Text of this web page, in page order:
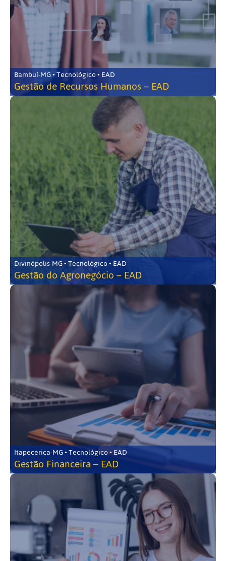
Bambuí-MG • Tecnológico • EAD
Gestão de Recursos Humanos – EAD
Divinópolis-MG • Tecnológico • EAD
Gestão do Agronegócio – EAD
Itapecerica-MG • Tecnológico • EAD
Gestão Financeira – EAD